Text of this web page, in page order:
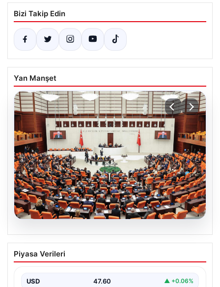
Bizi Takip Edin
Yan Manşet
Önce Tasfiye, Sonra Suçlara Erteleme:
10 Maddede Yeni Süreç Yasası
Güvenlik alanındaki önemli gelişmelerden biri olarak,
Piyasa Verileri
USD 47.60 ▲ +0.06%